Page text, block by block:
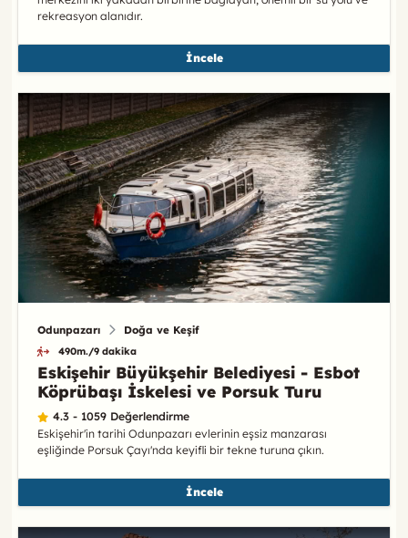
rekreasyon alanıdır.
İncele
Odunpazarı Doğa ve Keşif
490m./9 dakika
Eskişehir Büyükşehir Belediyesi - Esbot
Köprübaşı İskelesi ve Porsuk Turu
4.3 - 1059 Değerlendirme
Eskişehir'in tarihi Odunpazarı evlerinin eşsiz manzarası
eşliğinde Porsuk Çayı'nda keyifli bir tekne turuna çıkın.
İncele